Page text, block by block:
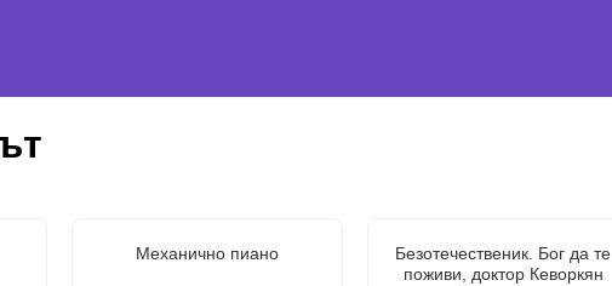
Механично пиано
Безотечественик. Бог да те
поживи, доктор Кеворкян